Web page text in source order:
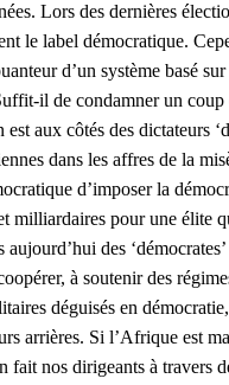
Lors des dernières
le label démocratique.
d’un système basé
il de condamner un
aux côtés des dictateurs
dans les affres de la
d’imposer la
milliardaires pour une élite
des
à soutenir des
déguisés en
Si l’Afrique est
nos dirigeants à travers